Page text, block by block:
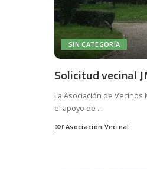
SIN CATEGORÍA
Solicitud vecinal
La Asociación de Vecinos
el apoyo de ...
Posted
por Asociación Vecinal